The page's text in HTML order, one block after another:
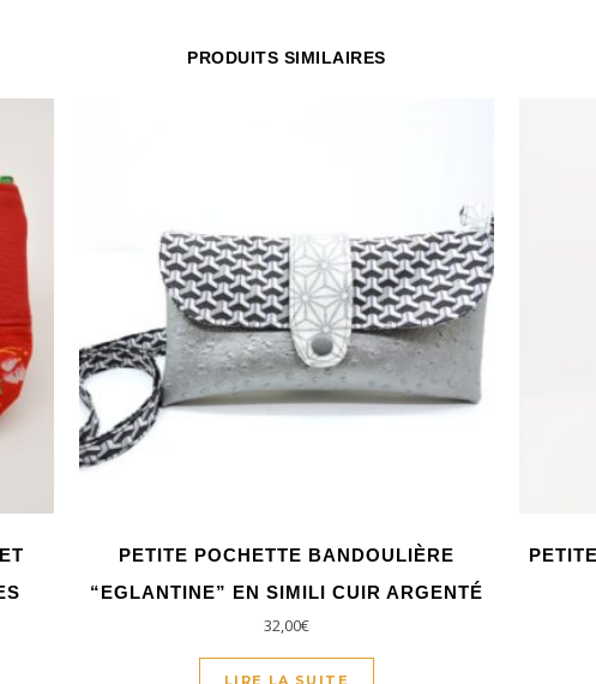
PRODUITS SIMILAIRES
PETITE POCHETTE BANDOULIÈRE
“EGLANTINE” EN SIMILI CUIR ARGENTÉ
32,00€
LIRE LA SUITE